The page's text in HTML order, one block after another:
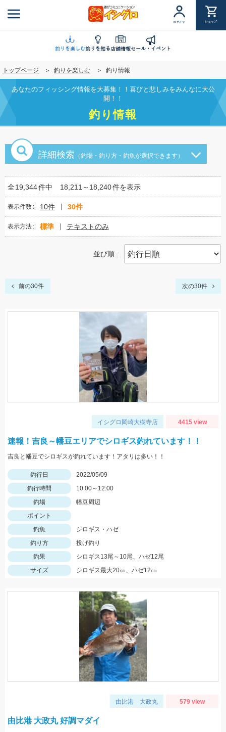
ン
に
移
動
ログイン ショップ
釣りを楽しむ釣りを知る店舗情報セール・イベント
トップページ 釣りを楽しむ 釣り情報
あなたのフィッシング情報を大募集！！喜びと悲しみをみんなに大公
開！！
釣り情報
詳細検索 （釣場・釣り方・釣魚が選択できます）
全19,344件中 18,211～18,240件を表示
表示件数 10件 30件
表示方法 標準 テキストのみ
並び順
前の30件 次の30件
イシグロ岡崎大樹寺店 4415 view
速報！吉良～幡豆エリアでシロギス釣れています！！
吉良と幡豆でシロギスが釣れています！アタリは多い！！
釣行日
2022/05/09
釣行時間
10:00～12:00
釣場
幡豆周辺
ポイント
釣魚
シロギス・ハゼ
釣り方
投げ釣り
釣果
シロギス13尾～10尾、ハゼ12尾
サイズ
シロギス最大20㎝、ハゼ12㎝
由比港 大政丸 579 view
由比港 大政丸 好調マダイ